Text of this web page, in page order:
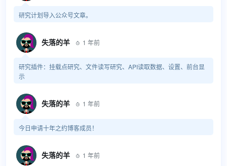
研究计划导入公众号文章。
失落的羊  1 年前
研究插件：挂载点研究、文件读写研究、API读取数据、设置、前台显
示
失落的羊  1 年前
今日申请十年之约博客成员！
失落的羊  1 年前